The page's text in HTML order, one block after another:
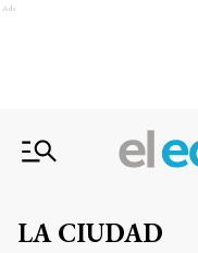
Ads
LA CIUDAD